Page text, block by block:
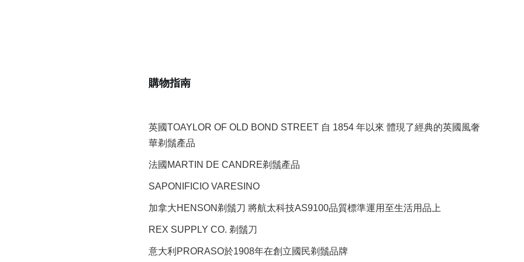
購物指南
英國TOAYLOR OF OLD BOND STREET 自 1854 年以來 體現了經典的英國風奢
華剃鬚產品
法國MARTIN DE CANDRE剃鬚產品
SAPONIFICIO VARESINO
加拿大HENSON剃鬚刀 將航太科技AS9100品質標準運用至生活用品上
REX SUPPLY CO. 剃鬚刀
意大利PRORASO於1908年在創立國民剃鬚品牌